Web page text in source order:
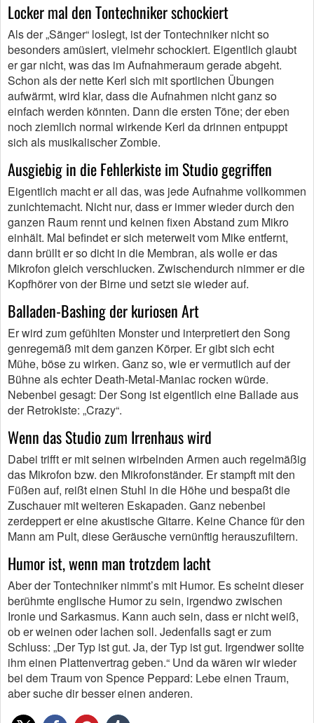
Locker mal den Tontechniker schockiert
Als der „Sänger“ loslegt, ist der Tontechniker nicht so
besonders amüsiert, vielmehr schockiert. Eigentlich glaubt
er gar nicht, was das im Aufnahmeraum gerade abgeht.
Schon als der nette Kerl sich mit sportlichen Übungen
aufwärmt, wird klar, dass die Aufnahmen nicht ganz so
einfach werden könnten. Dann die ersten Töne; der eben
noch ziemlich normal wirkende Kerl da drinnen entpuppt
sich als musikalischer Zombie.
Ausgiebig in die Fehlerkiste im Studio gegriffen
Eigentlich macht er all das, was jede Aufnahme vollkommen
zunichtemacht. Nicht nur, dass er immer wieder durch den
ganzen Raum rennt und keinen fixen Abstand zum Mikro
einhält. Mal befindet er sich meterweit vom Mike entfernt,
dann brüllt er so dicht in die Membran, als wolle er das
Mikrofon gleich verschlucken. Zwischendurch nimmer er die
Kopfhörer von der Birne und setzt sie wieder auf.
Balladen-Bashing der kuriosen Art
Er wird zum gefühlten Monster und interpretiert den Song
genregemäß mit dem ganzen Körper. Er gibt sich echt
Mühe, böse zu wirken. Ganz so, wie er vermutlich auf der
Bühne als echter Death-Metal-Maniac rocken würde.
Nebenbei gesagt: Der Song ist eigentlich eine Ballade aus
der Retrokiste: „Crazy“.
Wenn das Studio zum Irrenhaus wird
Dabei trifft er mit seinen wirbelnden Armen auch regelmäßig
das Mikrofon bzw. den Mikrofonständer. Er stampft mit den
Füßen auf, reißt einen Stuhl in die Höhe und bespaßt die
Zuschauer mit weiteren Eskapaden. Ganz nebenbei
zerdeppert er eine akustische Gitarre. Keine Chance für den
Mann am Pult, diese Geräusche vernünftig herauszufiltern.
Humor ist, wenn man trotzdem lacht
Aber der Tontechniker nimmt’s mit Humor. Es scheint dieser
berühmte englische Humor zu sein, irgendwo zwischen
Ironie und Sarkasmus. Kann auch sein, dass er nicht weiß,
ob er weinen oder lachen soll. Jedenfalls sagt er zum
Schluss: „Der Typ ist gut. Ja, der Typ ist gut. Irgendwer sollte
ihm einen Plattenvertrag geben.“ Und da wären wir wieder
bei dem Traum von Spence Peppard: Lebe einen Traum,
aber suche dir besser einen anderen.